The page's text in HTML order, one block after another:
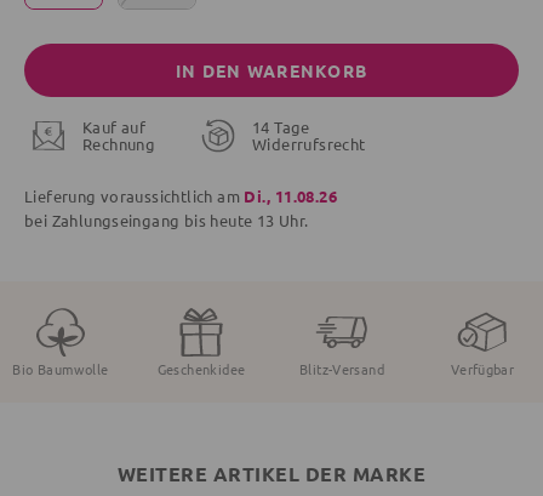
IN DEN WARENKORB
Kauf auf
Rechnung
14 Tage
Widerrufsrecht
Lieferung voraussichtlich am Di., 11.08.26
bei Zahlungseingang bis heute 13 Uhr.
Bio Baumwolle Geschenkidee Blitz-Versand Verfügbar
WEITERE ARTIKEL DER MARKE